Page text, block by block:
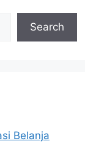
Search
Belanja